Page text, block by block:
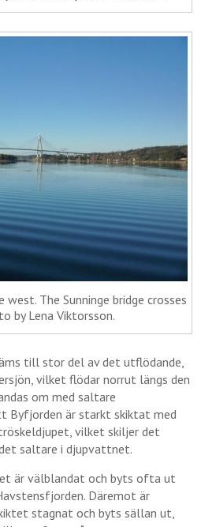
The Sunninge bridge crosses
by Lena Viktorsson.
till stor del av det utflödande,
vilket flödar norrut längs den
om med saltare
Byfjorden är starkt skiktat med
vilket skiljer det
saltare i djupvattnet.
är välblandat och byts ofta ut
Däremot är
stagnat och byts sällan ut,